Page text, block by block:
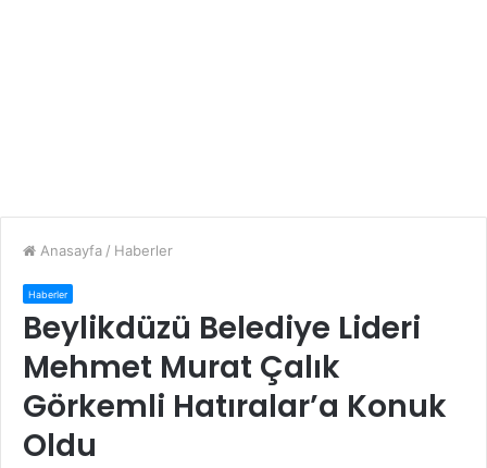
Anasayfa / Haberler
Haberler
Beylikdüzü Belediye Lideri
Mehmet Murat Çalık
Görkemli Hatıralar’a Konuk
Oldu